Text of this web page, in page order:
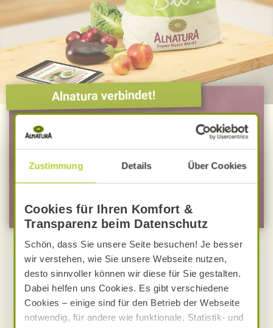
Zustimmung Details Über Cookies
Cookies für Ihren Komfort &
Transparenz beim Datenschutz
Schön, dass Sie unsere Seite besuchen! Je besser
wir verstehen, wie Sie unsere Webseite nutzen,
desto sinnvoller können wir diese für Sie gestalten.
Dabei helfen uns Cookies. Es gibt verschiedene
Cookies – einige sind für den Betrieb der Webseite
notwendig, für andere wie funktionale, Statistik- und
Alnatura verbindet!
… mich zum Newsletter anmelden